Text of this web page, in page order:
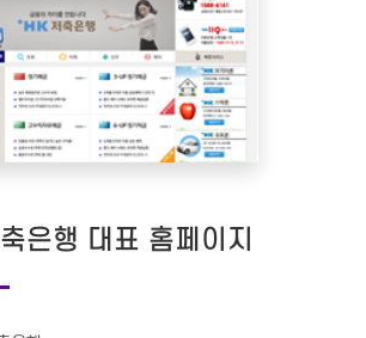
은행 대표 홈페이지